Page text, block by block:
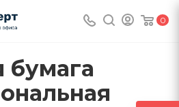
0
бумага